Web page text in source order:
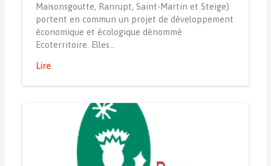
Maisonsgoutte, Ranrupt, Saint-Martin et Steige)
portent en commun un projet de développement
économique et écologique dénommé
Ecoterritoire. Elles…
Lire